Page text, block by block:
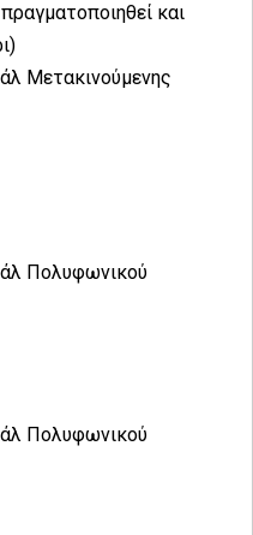
και
Μετακινούμενης
Πολυφωνικού
Πολυφωνικού